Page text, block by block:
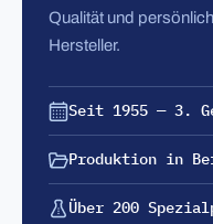
Qualität und
Hersteller.
Seit 1955 — 3.
Produktion in
Über 200